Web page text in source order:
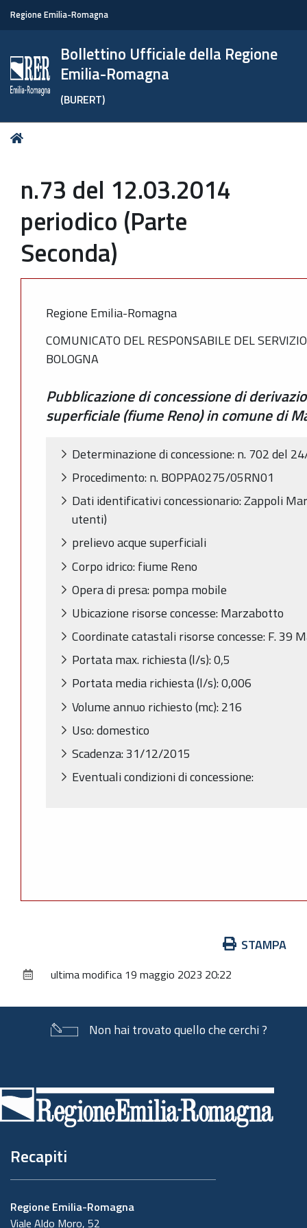
Regione Emilia-Romagna
Bollettino Ufficiale della Regione
Emilia-Romagna
(BURERT)
Tu
n.73 del 12.03.2014
periodico (Parte
Seconda)
Regione Emilia-Romagna
COMUNICATO DEL RESPONSABILE DEL
BOLOGNA
Pubblicazione di concessione di
superficiale (fiume Reno) in comune di
Determinazione di concessione: n. 702 del
Procedimento: n. BOPPA0275/05RN01
Dati identificativi concessionario: Zappoli
utenti)
prelievo acque superficiali
Corpo idrico: fiume Reno
Opera di presa: pompa mobile
Ubicazione risorse concesse: Marzabotto
Coordinate catastali risorse concesse: F. 39
Portata max. richiesta (l/s): 0,5
Portata media richiesta (l/s): 0,006
Volume annuo richiesto (mc): 216
Uso: domestico
Scadenza: 31/12/2015
Eventuali condizioni di concessione:
documento
STAMPA
ultima modifica 19 maggio 2023 20:22
Non hai trovato quello che cerchi ?
di
pagina
Recapiti
Regione Emilia-Romagna
Viale Aldo Moro, 52